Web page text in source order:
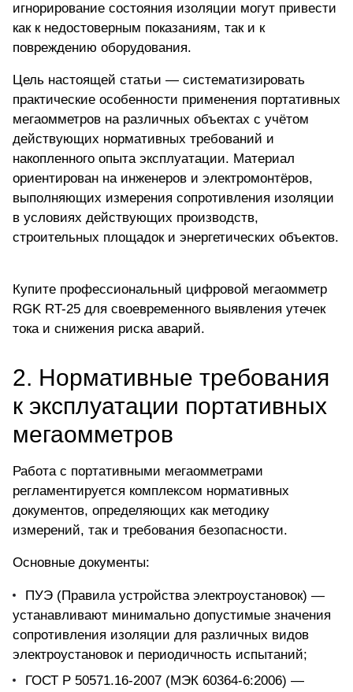
игнорирование состояния изоляции могут привести
как к недостоверным показаниям, так и к
повреждению оборудования.
Цель настоящей статьи — систематизировать
практические особенности применения портативных
мегаомметров на различных объектах с учётом
действующих нормативных требований и
накопленного опыта эксплуатации. Материал
ориентирован на инженеров и электромонтёров,
выполняющих измерения сопротивления изоляции
в условиях действующих производств,
строительных площадок и энергетических объектов.
Купите профессиональный цифровой мегаомметр
RGK RT-25 для своевременного выявления утечек
тока и снижения риска аварий.
2. Нормативные требования
к эксплуатации портативных
мегаомметров
Работа с портативными мегаомметрами
регламентируется комплексом нормативных
документов, определяющих как методику
измерений, так и требования безопасности.
Основные документы:
ПУЭ (Правила устройства электроустановок) —
устанавливают минимально допустимые значения
сопротивления изоляции для различных видов
электроустановок и периодичность испытаний;
ГОСТ Р 50571.16-2007 (МЭК 60364-6:2006) —